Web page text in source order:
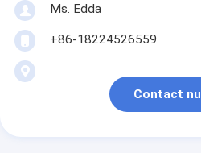
Ms. Edda
+86-18224526559
Contact nu